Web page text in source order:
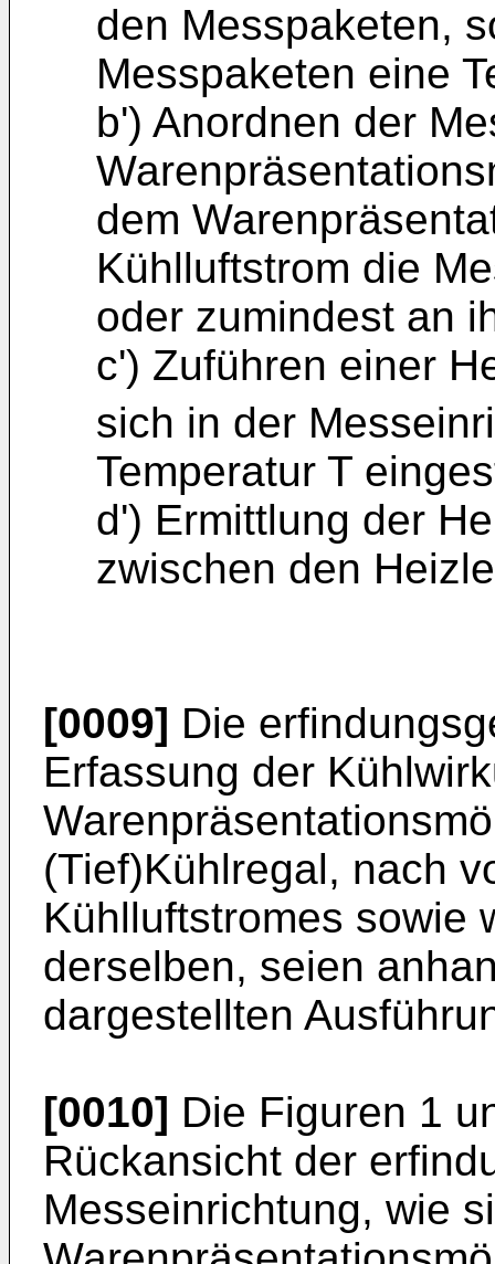
den Messpaketen,
Messpaketen eine
b') Anordnen der
dem
Kühlluftstrom die
oder zumindest an
c') Zuführen einer
sich in der
Temperatur T
d') Ermittlung der
zwischen den
[0009] Die
Erfassung der
(Tief)Kühlregal, nach
Kühlluftstromes sowie
derselben, seien
dargestellten
[0010] Die Figuren 1
Rückansicht der
Messeinrichtung, wie